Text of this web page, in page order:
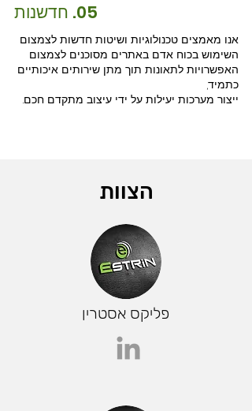
05. חדשנות
אנו מאמצים טכנולוגיות ושיטות חדשות לצמצום
השימוש בכוח אדם באתרים מסוכנים לצמצום
האפשרויות לתאונות תוך מתן שירותים איכותיים
כתמיד,
ייצור מערכות יעילות על ידי עיצוב מתקדם חכם.
הצוות
פליקס אסטרין